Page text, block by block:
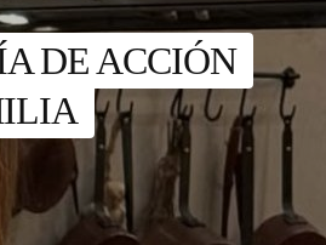
DE ACCIÓN